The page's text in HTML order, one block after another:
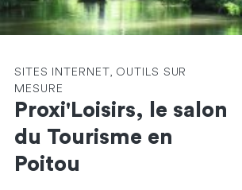
SITES INTERNET, OUTILS SUR
MESURE
Proxi'Loisirs, le salon
du Tourisme en
Poitou